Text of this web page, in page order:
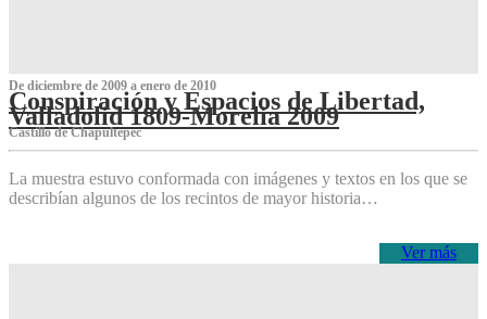
De diciembre de 2009 a enero de 2010
Conspiración y Espacios de Libertad,
Valladolid 1809-Morelia 2009
Castillo de Chapultepec
La muestra estuvo conformada con imágenes y textos en los que se
describían algunos de los recintos de mayor historia…
Ver más